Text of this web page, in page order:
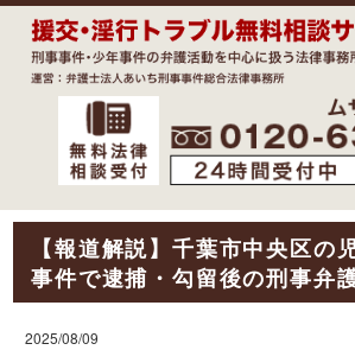
【報道解説】千葉市中央区の
事件で逮捕・勾留後の刑事弁
2025/08/09